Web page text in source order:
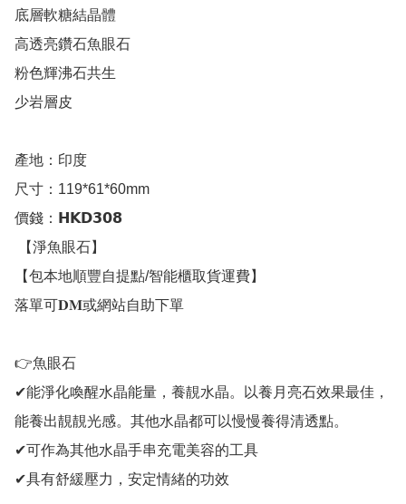
底層軟糖結晶體
高透亮鑽石魚眼石
粉色輝沸石共生
少岩層皮
產地：印度
尺寸：119*61*60mm
價錢：𝗛𝗞𝗗𝟯𝟬𝟴
【包本地順豐自提點/智能櫃取貨運費】
落單可𝐃𝐌或網站自助下單
👉魚眼石
✔能淨化喚醒水晶能量，養靚水晶。以養月亮石效果最佳，
能養出靚靚光感。其他水晶都可以慢慢養得清透點。
✔可作為其他水晶手串充電美容的工具
✔具有舒緩壓力，安定情緒的功效